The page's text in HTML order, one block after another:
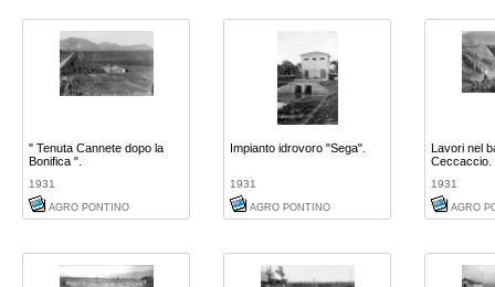
" Tenuta Cannete dopo la
Bonifica ".
1931
AGRO PONTINO
Impianto idrovoro "Sega".
1931
AGRO PONTINO
Lavori nel
Ceccaccio.
1931
AGRO